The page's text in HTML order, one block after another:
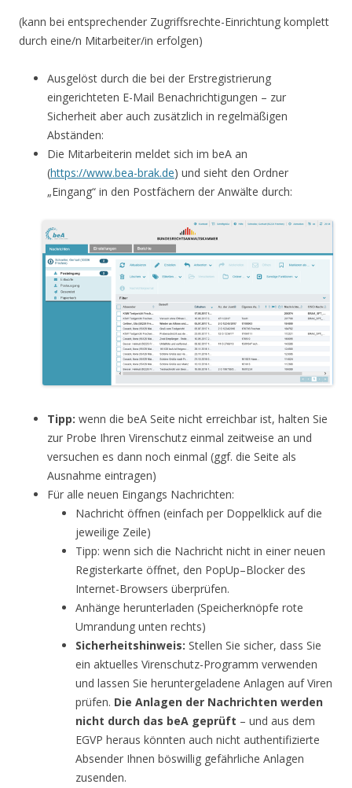
(kann bei entsprechender Zugriffsrechte-Einrichtung komplett
durch eine/n Mitarbeiter/in erfolgen)
Ausgelöst durch die bei der Erstregistrierung
eingerichteten E-Mail Benachrichtigungen – zur
Sicherheit aber auch zusätzlich in regelmäßigen
Abständen:
Die Mitarbeiterin meldet sich im beA an
(https://www.bea-brak.de) und sieht den Ordner
„Eingang“ in den Postfächern der Anwälte durch:
Tipp: wenn die beA Seite nicht erreichbar ist, halten Sie
zur Probe Ihren Virenschutz einmal zeitweise an und
versuchen es dann noch einmal (ggf. die Seite als
Ausnahme eintragen)
Für alle neuen Eingangs Nachrichten:
Nachricht öffnen (einfach per Doppelklick auf die
jeweilige Zeile)
Tipp: wenn sich die Nachricht nicht in einer neuen
Registerkarte öffnet, den PopUp–Blocker des
Internet-Browsers überprüfen.
Anhänge herunterladen (Speicherknöpfe rote
Umrandung unten rechts)
Sicherheitshinweis: Stellen Sie sicher, dass Sie
ein aktuelles Virenschutz-Programm verwenden
und lassen Sie heruntergeladene Anlagen auf Viren
prüfen. Die Anlagen der Nachrichten werden
nicht durch das beA geprüft – und aus dem
EGVP heraus könnten auch nicht authentifizierte
Absender Ihnen böswillig gefährliche Anlagen
zusenden.